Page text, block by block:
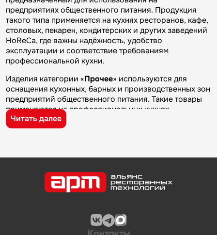
предприятиях общественного питания. Продукция
такого типа применяется на кухнях ресторанов, кафе,
столовых, пекарен, кондитерских и других заведений
HoReCa, где важны надёжность, удобство
эксплуатации и соответствие требованиям
профессиональной кухни.
Изделия категории «Прочее» используются для
оснащения кухонных, барных и производственных зон
предприятий общественного питания. Такие товары
применяются на профессиональных кухнях
ресторанов и кафе, в столовых, пекарнях,
кондитерских и на пищевых производствах, где
профессионального оборудования и кухонного
инвентаря благодаря качеству изготовления,
общественного питания и подходит для эксплуатации
в условиях профессиональной кухни.
Читать далее